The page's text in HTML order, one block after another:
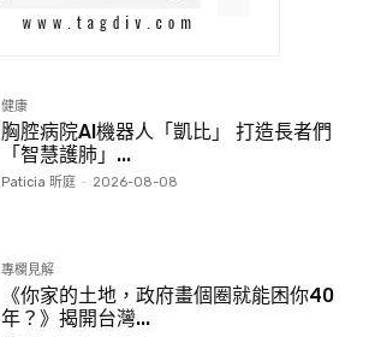
健康
胸腔病院AI機器人「凱比」 打造長者們
「智慧護肺」...
Paticia 昕庭 - 2026-08-08
專欄見解
《你家的土地，政府畫個圈就能困你40
年？》揭開台灣...